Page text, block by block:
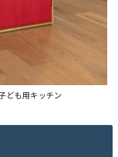
ども用キッチン